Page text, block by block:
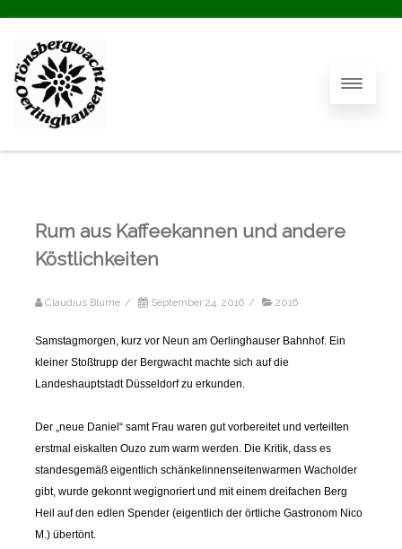
Rum aus Kaffeekannen und andere
Köstlichkeiten
Claudius Blume / September 24, 2016 / 2016
Samstagmorgen, kurz vor Neun am Oerlinghauser Bahnhof. Ein
kleiner Stoßtrupp der Bergwacht machte sich auf die
Landeshauptstadt Düsseldorf zu erkunden.
Der „neue Daniel“ samt Frau waren gut vorbereitet und verteilten
erstmal eiskalten Ouzo zum warm werden. Die Kritik, dass es
standesgemäß eigentlich schänkelinnenseitenwarmen Wacholder
gibt, wurde gekonnt wegignoriert und mit einem dreifachen Berg
Heil auf den edlen Spender (eigentlich der örtliche Gastronom Nico
M.) übertönt.